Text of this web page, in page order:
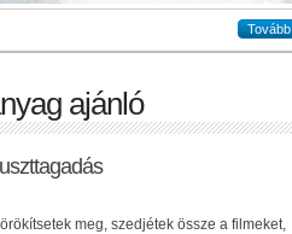
Tovább
ajánló
meg, szedjétek össze a filmeket,